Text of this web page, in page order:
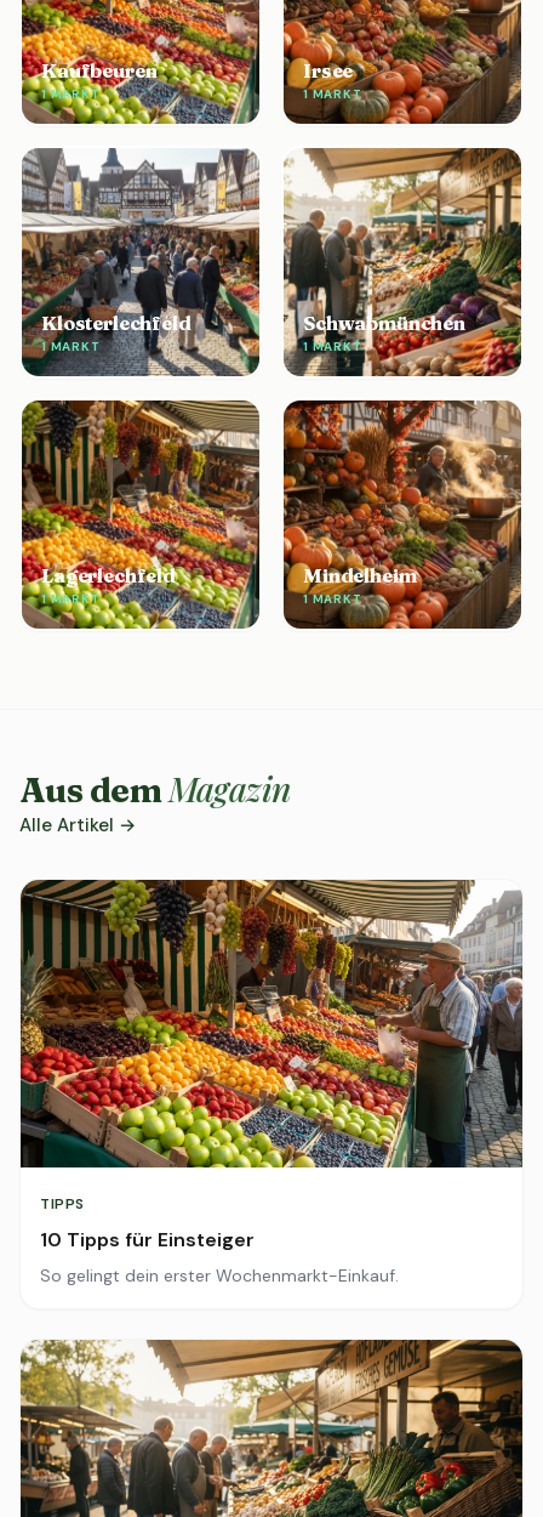
Kaufbeuren
1 MARKT
Irsee
1 MARKT
Klosterlechfeld
1 MARKT
Schwabmünchen
1 MARKT
Lagerlechfeld
1 MARKT
Mindelheim
1 MARKT
Aus demMagazin
Alle Artikel →
TIPPS
10 Tipps für Einsteiger
So gelingt dein erster Wochenmarkt-Einkauf.